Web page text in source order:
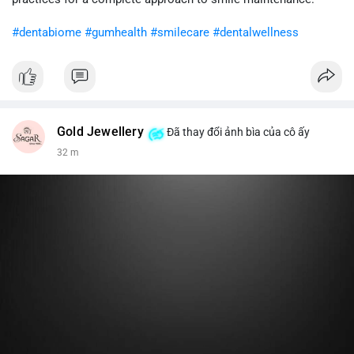
#dentabiome #gumhealth #smilecare #dentalwellness
Gold Jewellery Đã thay đổi ảnh bìa của cô ấy
32 m